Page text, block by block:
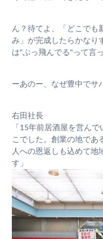
ん？待てよ、「どこでも
み」が完成したらかなり
は"ぶっ飛んでる"って言
ーあのー、なぜ豊中でサ
右田社長
「15年前居酒屋を営ん
こでした。創業の地であ
人への恩返しも込めて地
す」